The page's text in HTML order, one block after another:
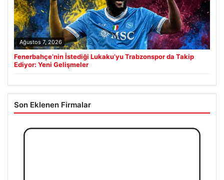
Ağustos 7, 2026
Fenerbahçe’nin İstediği Lukaku’yu Trabzonspor da Takip
Ediyor: Yeni Gelişmeler
Son Eklenen Firmalar